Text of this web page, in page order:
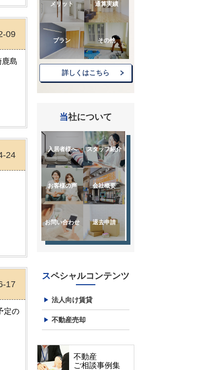
09
鹿島
24
17
定の
メリット 通算実績
プラン その他
詳しくはこちら
当社について
入居者様へ スタッフ紹介
お客様の声 会社概要
お問い合わせ 退去申請
スペシャルコンテンツ
法人向け賃貸
不動産売却
不動産
ご相談事例集